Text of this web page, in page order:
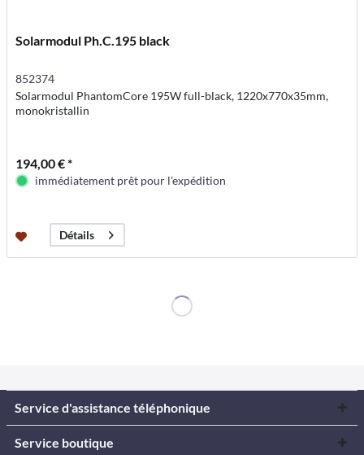
Solarmodul Ph.C.195 black
852374
Solarmodul PhantomCore 195W full-black, 1220x770x35mm,
monokristallin
194,00 € *
immédiatement prêt pour l'expédition
Détails
Service d'assistance téléphonique
Service boutique